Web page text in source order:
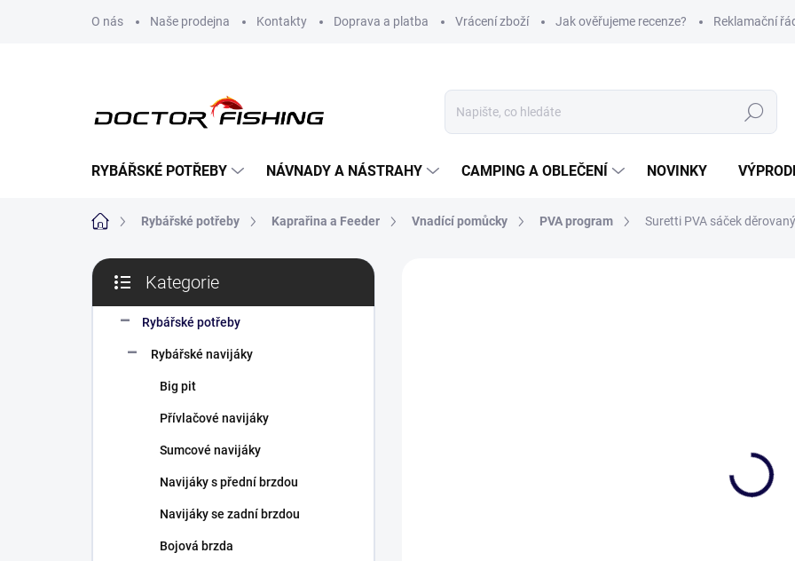
O nás Naše prodejna Kontakty Doprava a platba Vrácení zboží Jak ověřujeme recenze? Reklamační
Hledat
RYBÁŘSKÉ POTŘEBY NÁVNADY A NÁSTRAHY CAMPING A OBLEČENÍ NOVINKY
Domů Rybářské potřeby Kaprařina a Feeder Vnadící pomůcky PVA program Suretti PVA sáček
P
s
kategorie
Kategorie
Rybářské potřeby
Rybářské navijáky
Big pit
Přívlačové navijáky
Sumcové navijáky
Navijáky s přední brzdou
Navijáky se zadní brzdou
Bojová brzda